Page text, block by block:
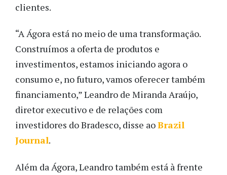
clientes.
“A Ágora está no meio de uma transformação.
Construímos a oferta de produtos e
investimentos, estamos iniciando agora o
consumo e, no futuro, vamos oferecer também
financiamento,” Leandro de Miranda Araújo,
diretor executivo e de relações com
investidores do Bradesco, disse aoBrazil
Journal.
Além da Ágora, Leandro também está à frente